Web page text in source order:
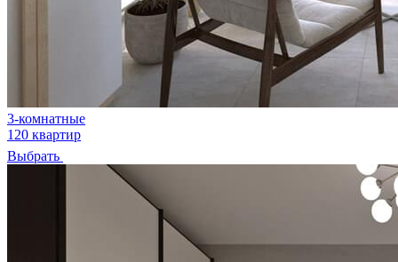
3-комнатные
120 квартир
Выбрать